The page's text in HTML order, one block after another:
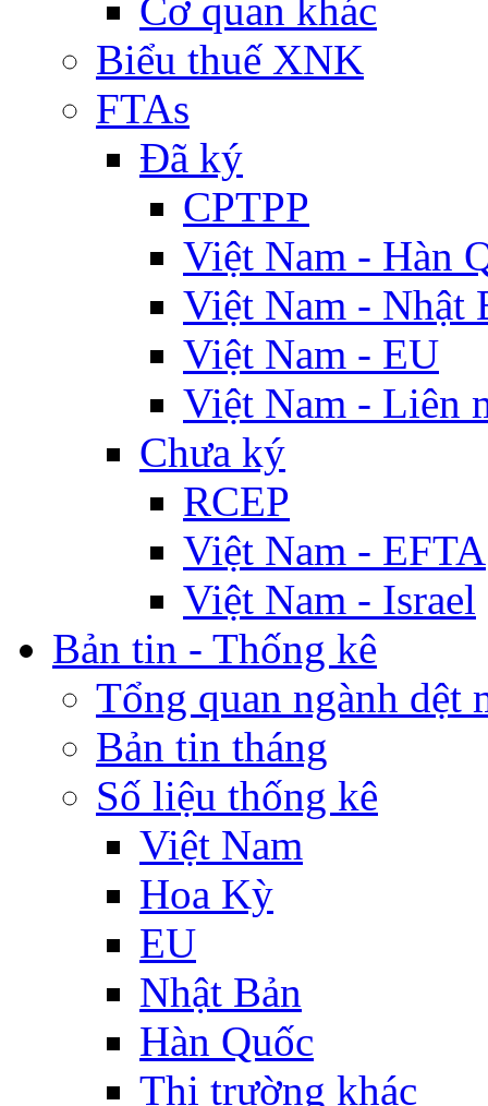
Cơ quan khác
Biểu thuế XNK
FTAs
Đã ký
CPTPP
Việt Nam - Hàn
Việt Nam - Nhật
Việt Nam - EU
Việt Nam - Liên
Chưa ký
RCEP
Việt Nam - EFTA
Việt Nam - Israel
Bản tin - Thống kê
Tổng quan ngành dệt
Bản tin tháng
Số liệu thống kê
Việt Nam
Hoa Kỳ
EU
Nhật Bản
Hàn Quốc
Thị trường khác